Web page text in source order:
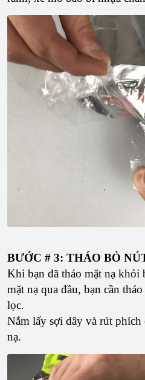
BƯỚC # 3: THÁO BỎ
Khi bạn đã tháo mặt nạ khỏi
mặt nạ qua đầu, bạn cần
lọc.
Nắm lấy sợi dây và rút phích
nạ.